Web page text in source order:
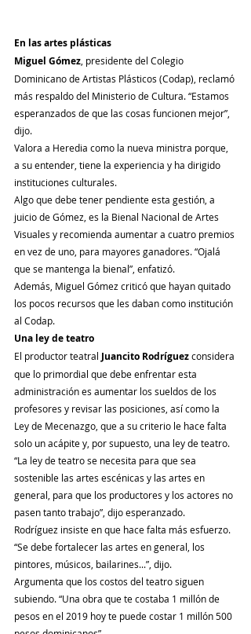
En las artes plásticas
Miguel Gómez , presidente del Colegio
Dominicano de Artistas Plásticos (Codap), reclamó
más respaldo del Ministerio de Cultura. “Estamos
esperanzados de que las cosas funcionen mejor”,
dijo.
Valora a Heredia como la nueva ministra porque,
a su entender, tiene la experiencia y ha dirigido
instituciones culturales.
Algo que debe tener pendiente esta gestión, a
juicio de Gómez, es la Bienal Nacional de Artes
Visuales y recomienda aumentar a cuatro premios
en vez de uno, para mayores ganadores. “Ojalá
que se mantenga la bienal”, enfatizó.
Además, Miguel Gómez criticó que hayan quitado
los pocos recursos que les daban como institución
al Codap.
Una ley de teatro
El productor teatral Juancito Rodríguez considera
que lo primordial que debe enfrentar esta
administración es aumentar los sueldos de los
profesores y revisar las posiciones, así como la
Ley de Mecenazgo, que a su criterio le hace falta
solo un acápite y, por supuesto, una ley de teatro.
“La ley de teatro se necesita para que sea
sostenible las artes escénicas y las artes en
general, para que los productores y los actores no
pasen tanto trabajo”, dijo esperanzado.
Rodríguez insiste en que hace falta más esfuerzo.
“Se debe fortalecer las artes en general, los
pintores, músicos, bailarines...”, dijo.
Argumenta que los costos del teatro siguen
subiendo. “Una obra que te costaba 1 millón de
pesos en el 2019 hoy te puede costar 1 millón 500